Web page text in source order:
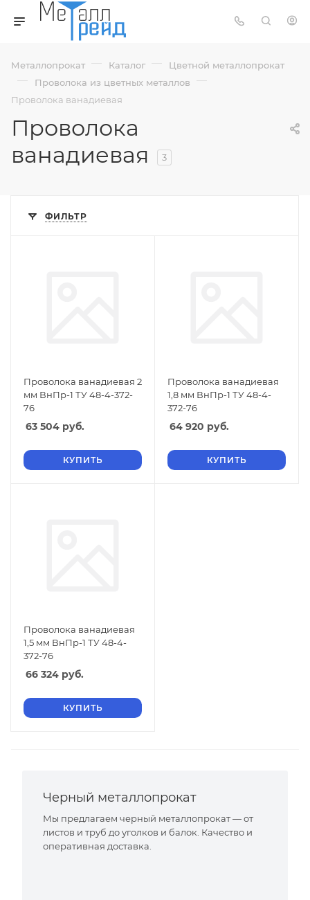
Металлопрокат — Каталог — Цветной металлопрокат
— Проволока из цветных металлов —
Проволока ванадиевая
Проволока
ванадиевая
3
ФИЛЬТР
Проволока ванадиевая 2
мм ВнПр-1 ТУ 48-4-372-
76
63 504 руб.
КУПИТЬ
Проволока ванадиевая
1,8 мм ВнПр-1 ТУ 48-4-
372-76
64 920 руб.
КУПИТЬ
Проволока ванадиевая
1,5 мм ВнПр-1 ТУ 48-4-
372-76
66 324 руб.
КУПИТЬ
Черный металлопрокат
Мы предлагаем черный металлопрокат — от
листов и труб до уголков и балок. Качество и
оперативная доставка.